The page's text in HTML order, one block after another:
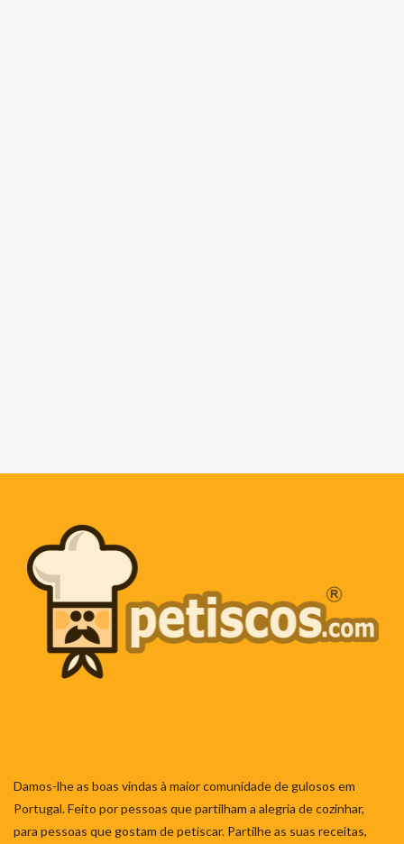
Damos-lhe as boas vindas à maior comunidade de gulosos em
Portugal. Feito por pessoas que partilham a alegria de cozinhar,
para pessoas que gostam de petiscar. Partilhe as suas receitas,